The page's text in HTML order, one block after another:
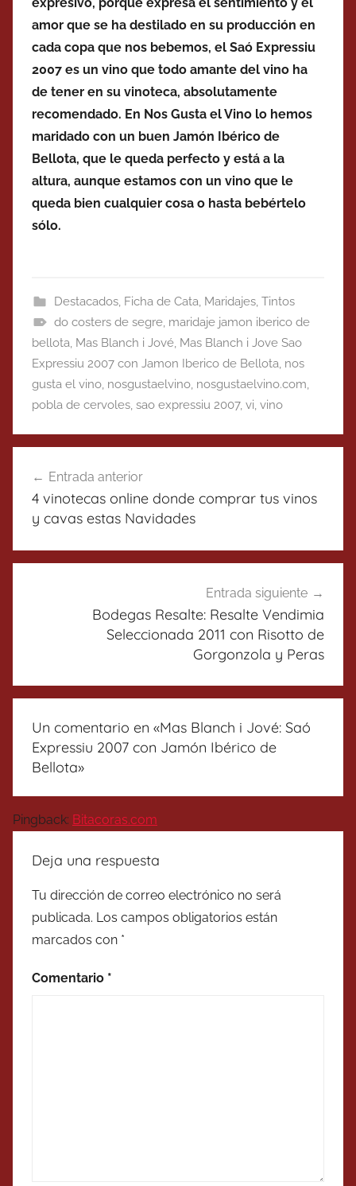
amor que se ha destilado en su producción en
cada copa que nos bebemos, el Saó Expressiu
2007 es un vino que todo amante del vino ha
de tener en su vinoteca, absolutamente
recomendado. En Nos Gusta el Vino lo hemos
maridado con un buen Jamón Ibérico de
Bellota, que le queda perfecto y está a la
altura, aunque estamos con un vino que le
queda bien cualquier cosa o hasta bebértelo
sólo.
Destacados, Ficha de Cata, Maridajes, Tintos
do costers de segre, maridaje jamon iberico de
bellota, Mas Blanch i Jové, Mas Blanch i Jove Sao
Expressiu 2007 con Jamon Iberico de Bellota, nos
gusta el vino, nosgustaelvino, nosgustaelvino.com,
pobla de cervoles, sao expressiu 2007, vi, vino
de
entradas
Entrada anterior
4 vinotecas online donde comprar tus vinos
y cavas estas Navidades
Entrada siguiente
Bodegas Resalte: Resalte Vendimia
Seleccionada 2011 con Risotto de
Gorgonzola y Peras
Un comentario en «Mas Blanch i Jové: Saó
Expressiu 2007 con Jamón Ibérico de
Bellota»
Pingback: Bitacoras.com
Deja una respuesta
Tu dirección de correo electrónico no será
publicada. Los campos obligatorios están
marcados con *
Comentario *